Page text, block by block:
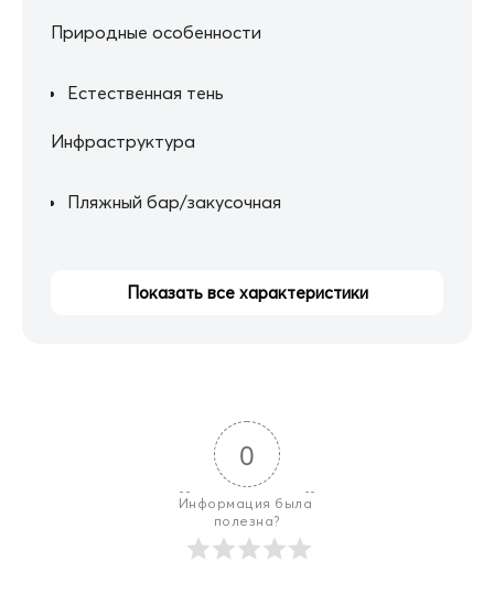
Природные особенности
Естественная тень
Инфраструктура
Пляжный бар/закусочная
Показать все характеристики
0
Информация была
полезна?